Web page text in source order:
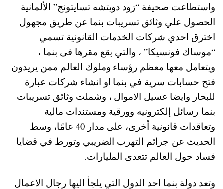
واستطاعت صحيفة “زود دويتشه تسايتونج” الألمانية
الحصول علي وثائق تسريبات بنما عن طريق مجهول
اخترق احدي شركات الخدمات القانونية تسمي
“موساك فونسيكا” ، والتي يقع مقرها فى بنما ،
ويتعامل معها معظم رؤساء وملوك العالم ممن يريدون
فتح حسابات سرية في بنما او انشاء شركات عبارة
للبحار وايضا غسيل الاموال ، وشملت وثائق تسريبات
بنما رسائل إلكترونيه وورقية ومستندات مالية
وتعاقدات قانونية أخرى، على مدار 40 عامًا، وسط
الحديث عن جرائم التهرب الضريبي وتورط في قضايا
فساد حول العالم تتعدى المليارات.
وتعد دولة بنما احد الدول التي يلجأ اليها رجال الاعمال